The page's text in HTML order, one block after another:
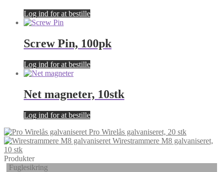
Log ind for at bestille
Screw Pin, 100pk
Log ind for at bestille
Net magneter, 10stk
Log ind for at bestille
Pro Wirelås galvaniseret, 20 stk
Wirestrammere M8 galvaniseret,
10 stk
Produkter
Fuglesikring